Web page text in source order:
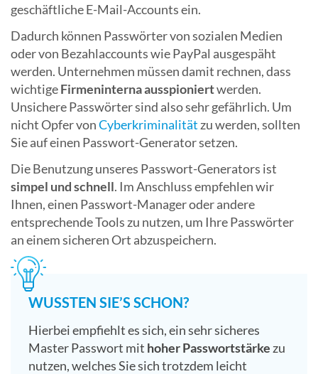
geschäftliche E-Mail-Accounts ein.
Dadurch können Passwörter von sozialen Medien
oder von Bezahlaccounts wie PayPal ausgespäht
werden. Unternehmen müssen damit rechnen, dass
wichtigeFirmeninterna ausspioniertwerden.
Unsichere Passwörter sind also sehr gefährlich. Um
nicht Opfer vonCyberkriminalität zu werden, sollten
Sie auf einen Passwort-Generator setzen.
Die Benutzung unseres Passwort-Generators ist
simpel und schnell. Im Anschluss empfehlen wir
Ihnen, einen Passwort-Manager oder andere
entsprechende Tools zu nutzen, um Ihre Passwörter
an einem sicheren Ort abzuspeichern.
WUSSTEN SIE’S SCHON?
Hierbei empfiehlt es sich, ein sehr sicheres
Master Passwort mit hoher Passwortstärke zu
nutzen, welches Sie sich trotzdem leicht